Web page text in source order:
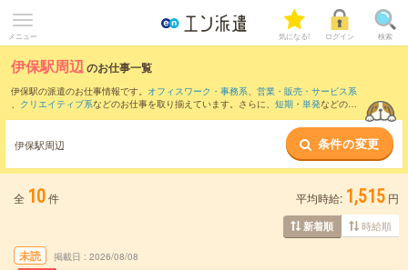
メニュー 気になる! ログイン 検索
伊保駅周辺のお仕事一覧
伊保駅の派遣のお仕事情報です。 オフィスワーク・事務系、 営業・販売・サービス系
、 クリエイティブ系などのお仕事を取り揃えています。さらに、 短期 ・ 単発などの期
また、姫路駅
など近隣駅のお仕事もご確
認いただけます。
伊保駅周辺 条件の変更
全 10件 平均時給: 1,515 円
新着順 時給順
未読 掲載日 2026/08/08